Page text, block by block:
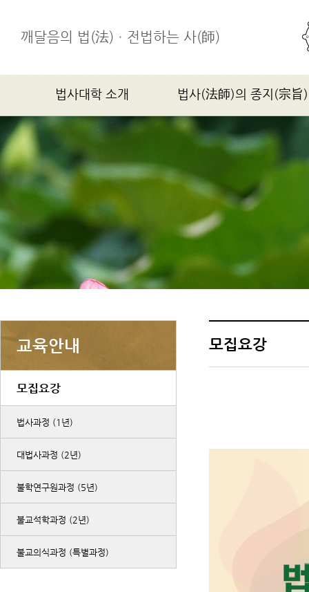
깨달음의 법(法)ㆍ전법하는 사(師)
법사대학 소개
법사대학소개
연혁
찾아오시는 길
법사(法師)의 종지(宗旨)
법사(法師)의 종지(宗旨)
교육안내
모집요강
법사과정 (1년)
대법사과정 (2년)
불학연구원과정 (5년)
불교석학과정 (2년)
불교의식과정 (특별과정)
모집요강